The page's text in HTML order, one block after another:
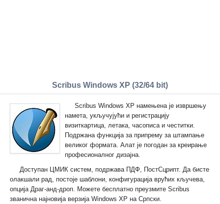
Scribus Windows XP (32/64 bit)
Scribus Windows XP намењена је извршењу
намета, укључујући и регистрацију
визиткартица, летака, часописа и честитки.
Подржана функција за припрему за штампање
великог формата. Алат је погодан за креирање
професионалног дизајна.
Доступан ЦМИК систем, подржава ПДФ, ПостСцрипт. Да бисте
олакшали рад, постоје шаблони, конфигурација врућих кључева,
опција Драг-анд-дроп. Можете бесплатно преузмите Scribus
званична најновија верзија Windows XP на Српски.